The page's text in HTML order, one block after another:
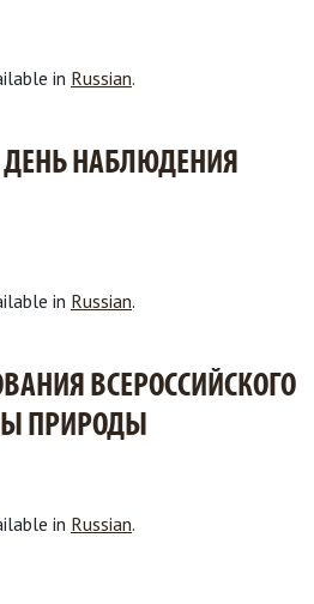
in Russian.
НАБЛЮДЕНИЯ
in Russian.
ВСЕРОССИЙСКОГО
ПРИРОДЫ
in Russian.